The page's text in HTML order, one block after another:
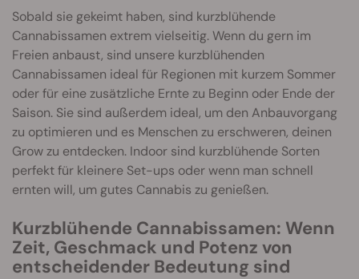
Sobald sie gekeimt haben, sind kurzblühende
Cannabissamen extrem vielseitig. Wenn du gern im
Freien anbaust, sind unsere kurzblühenden
Cannabissamen ideal für Regionen mit kurzem Sommer
oder für eine zusätzliche Ernte zu Beginn oder Ende der
Saison. Sie sind außerdem ideal, um den Anbauvorgang
zu optimieren und es Menschen zu erschweren, deinen
Grow zu entdecken. Indoor sind kurzblühende Sorten
perfekt für kleinere Set-ups oder wenn man schnell
ernten will, um gutes Cannabis zu genießen.
Kurzblühende Cannabissamen: Wenn
Zeit, Geschmack und Potenz von
entscheidender Bedeutung sind